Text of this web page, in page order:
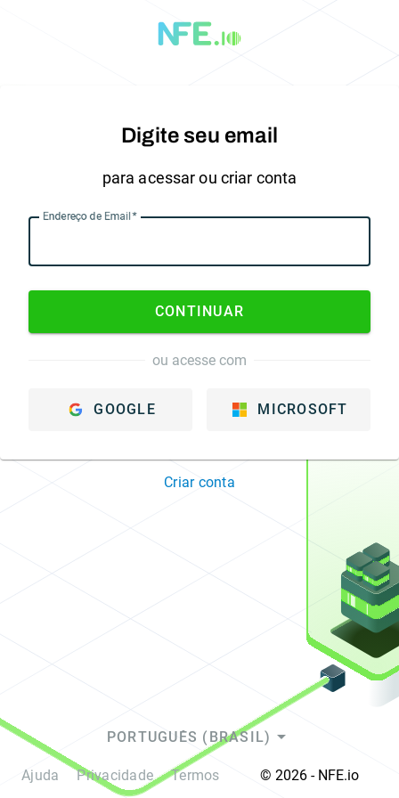
Digite seu email
para acessar ou criar conta
Endereço de Email
CONTINUAR
ou acesse com
GOOGLE MICROSOFT
Criar conta
PORTUGUÊS (BRASIL) arrow_drop_down
Ajuda Privacidade Termos © 2026 - NFE.io